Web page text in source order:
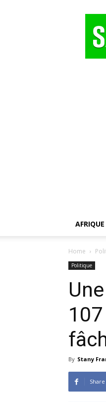
AFRIQUE
Home
Politique
By Stany